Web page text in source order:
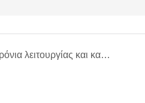
Η HOIN γιορτάζει 11 χρόνια λειτουργίας και καλωσορίζει στρατηγικό εταίρο από τη Νοτιοανατολική Ασία